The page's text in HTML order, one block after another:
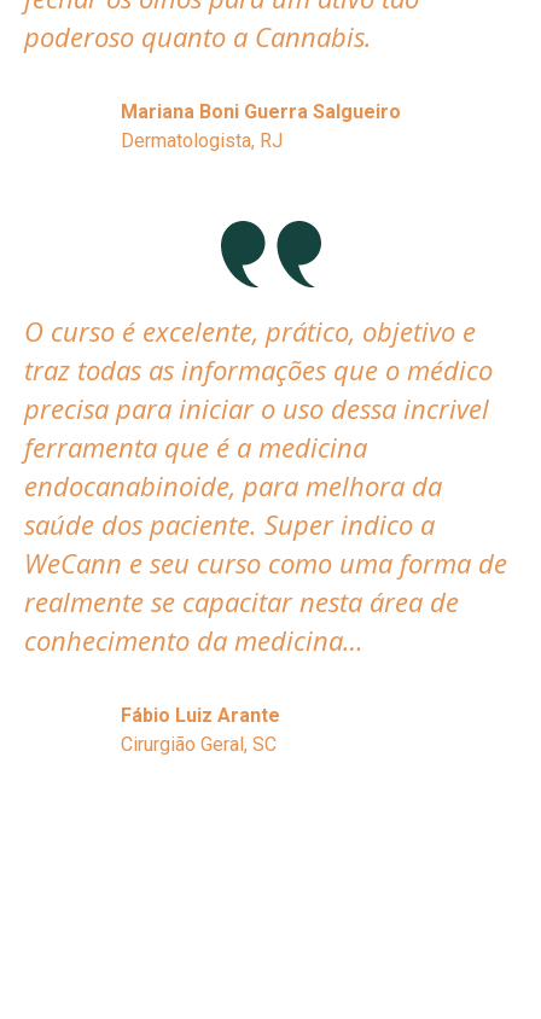
poderoso quanto a Cannabis.
Mariana Boni Guerra Salgueiro
Dermatologista, RJ
O curso é excelente, prático, objetivo e
traz todas as informações que o médico
precisa para iniciar o uso dessa incrivel
ferramenta que é a medicina
endocanabinoide, para melhora da
saúde dos paciente. Super indico a
WeCann e seu curso como uma forma de
realmente se capacitar nesta área de
conhecimento da medicina…
Fábio Luiz Arante
Cirurgião Geral, SC